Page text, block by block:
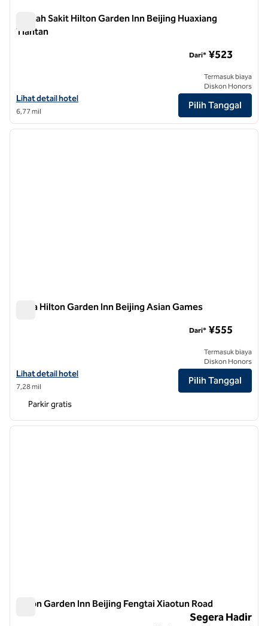
Rumah Sakit Hilton Garden Inn Beijing Huaxiang
Tiantan
Lihat detail hotel untuk Rumah Sakit Hilton Garden Inn Beijing
Lihat detail hotel
6,77 mil
Dari* ¥523
Termasuk biaya
Diskon Honors
Pilih Tanggal
1/12
1 dari 12
Desa Hilton Garden Inn Beijing Asian Games
Lihat detail hotel untuk Hilton Garden Inn Beijing Asian Games Village
Lihat detail hotel
7,28 mil
Dari* ¥555
Termasuk biaya
Diskon Honors
Pilih Tanggal
Parkir gratis
1 dari 8
Hilton Garden Inn Beijing Fengtai Xiaotun Road
Hilton Garden Inn Beijing Fengtai Xiaotun RoadSegera Hadir